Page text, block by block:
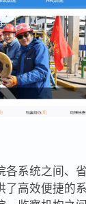
各系统之间、
了高效便捷的